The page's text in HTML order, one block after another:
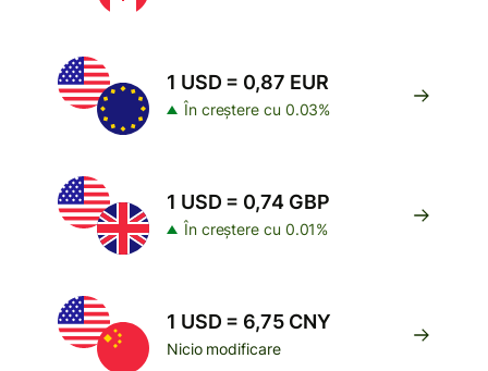
1 USD = 0,87 EUR
În creștere cu 0.03%
1 USD = 0,74 GBP
În creștere cu 0.01%
1 USD = 6,75 CNY
Nicio modificare